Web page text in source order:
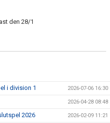
den 28/1
i division 1 2026-07-06 16:30
2026-04-28 08:48
2026 2026-02-09 11:21